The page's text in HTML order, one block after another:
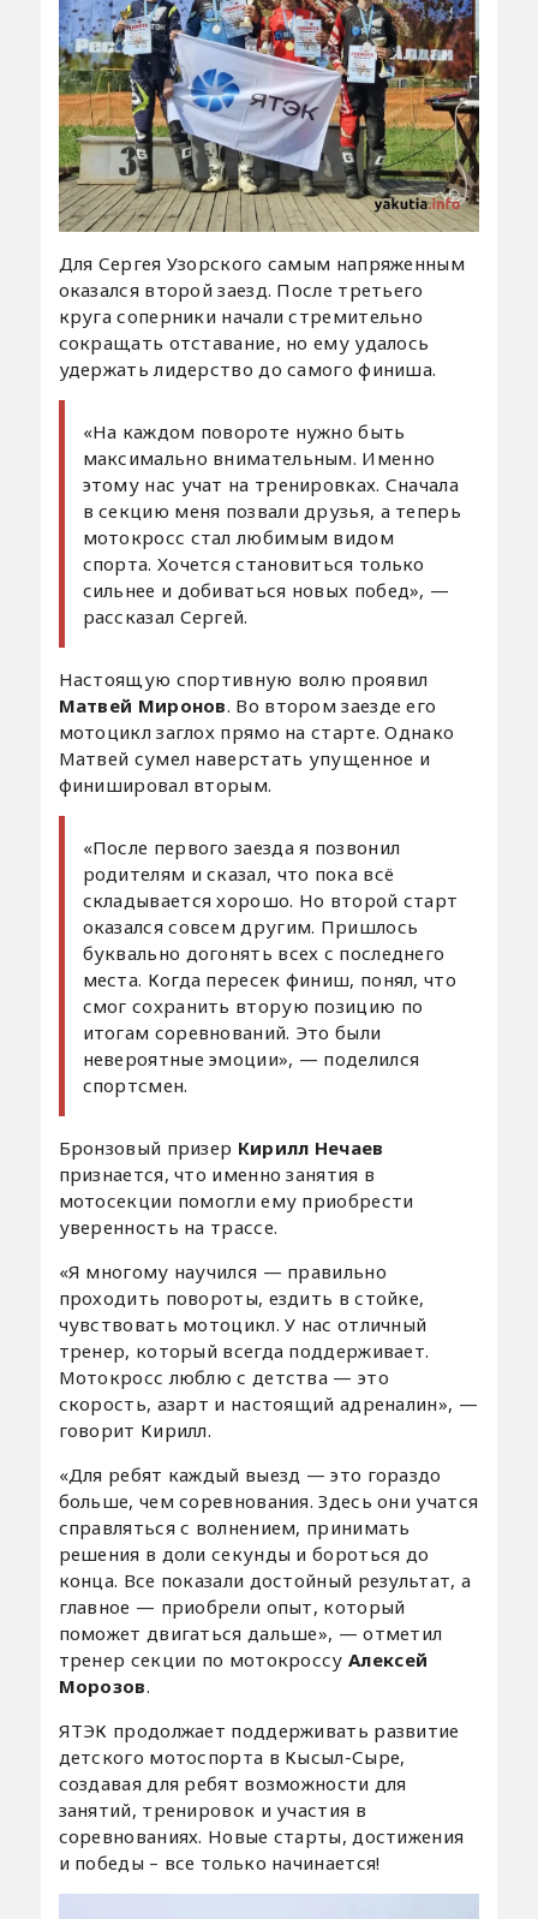
Для Сергея Узорского самым напряженным
оказался второй заезд. После третьего
круга соперники начали стремительно
сокращать отставание, но ему удалось
удержать лидерство до самого финиша.
«На каждом повороте нужно быть
максимально внимательным. Именно
этому нас учат на тренировках. Сначала
в секцию меня позвали друзья, а теперь
мотокросс стал любимым видом
спорта. Хочется становиться только
сильнее и добиваться новых побед», —
рассказал Сергей.
Настоящую спортивную волю проявил
Матвей Миронов. Во втором заезде его
мотоцикл заглох прямо на старте. Однако
Матвей сумел наверстать упущенное и
финишировал вторым.
«После первого заезда я позвонил
родителям и сказал, что пока всё
складывается хорошо. Но второй старт
оказался совсем другим. Пришлось
буквально догонять всех с последнего
места. Когда пересек финиш, понял, что
смог сохранить вторую позицию по
итогам соревнований. Это были
невероятные эмоции», — поделился
спортсмен.
Бронзовый призер Кирилл Нечаев
признается, что именно занятия в
мотосекции помогли ему приобрести
уверенность на трассе.
«Я многому научился — правильно
проходить повороты, ездить в стойке,
чувствовать мотоцикл. У нас отличный
тренер, который всегда поддерживает.
Мотокросс люблю с детства — это
скорость, азарт и настоящий адреналин», —
говорит Кирилл.
«Для ребят каждый выезд — это гораздо
больше, чем соревнования. Здесь они учатся
справляться с волнением, принимать
решения в доли секунды и бороться до
конца. Все показали достойный результат, а
главное — приобрели опыт, который
поможет двигаться дальше», — отметил
тренер секции по мотокроссу Алексей
Морозов.
ЯТЭК продолжает поддерживать развитие
детского мотоспорта в Кысыл-Сыре,
создавая для ребят возможности для
занятий, тренировок и участия в
соревнованиях. Новые старты, достижения
и победы – все только начинается!